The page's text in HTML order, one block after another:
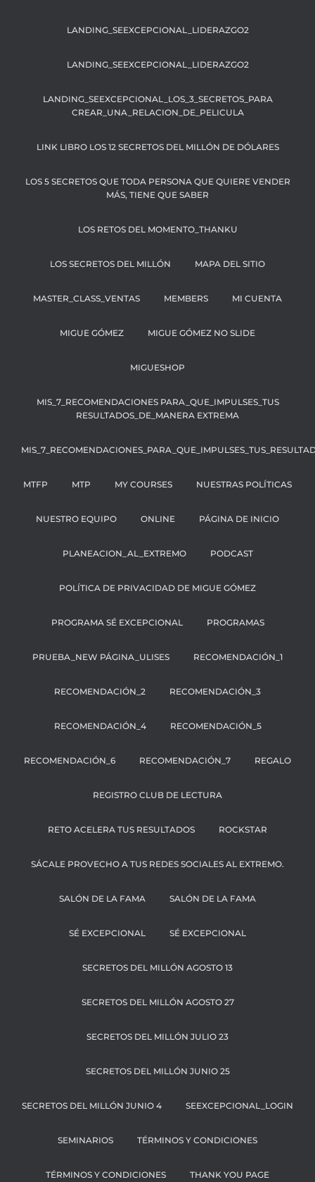
LANDING_SEEXCEPCIONAL_LIDERAZGO2
LANDING_SEEXCEPCIONAL_LIDERAZGO2
LANDING_SEEXCEPCIONAL_LOS_3_SECRETOS_PARA
CREAR_UNA_RELACION_DE_PELICULA
LINK LIBRO LOS 12 SECRETOS DEL MILLÓN DE DÓLARES
LOS 5 SECRETOS QUE TODA PERSONA QUE QUIERE VENDER
MÁS, TIENE QUE SABER
LOS RETOS DEL MOMENTO_THANKU
LOS SECRETOS DEL MILLÓN MAPA DEL SITIO
MASTER_CLASS_VENTAS MEMBERS MI CUENTA
MIGUE GÓMEZ MIGUE GÓMEZ NO SLIDE
MIGUESHOP
MIS_7_RECOMENDACIONES PARA_QUE_IMPULSES_TUS
RESULTADOS_DE_MANERA EXTREMA
MTFP MTP MY COURSES NUESTRAS POLÍTICAS
NUESTRO EQUIPO ONLINE PÁGINA DE INICIO
PLANEACION_AL_EXTREMO PODCAST
POLÍTICA DE PRIVACIDAD DE MIGUE GÓMEZ
PROGRAMA SÉ EXCEPCIONAL PROGRAMAS
PRUEBA_NEW PÁGINA_ULISES RECOMENDACIÓN_1
RECOMENDACIÓN_2 RECOMENDACIÓN_3
RECOMENDACIÓN_4 RECOMENDACIÓN_5
RECOMENDACIÓN_6 RECOMENDACIÓN_7 REGALO
REGISTRO CLUB DE LECTURA
RETO ACELERA TUS RESULTADOS ROCKSTAR
SÁCALE PROVECHO A TUS REDES SOCIALES AL EXTREMO.
SALÓN DE LA FAMA SALÓN DE LA FAMA
SÉ EXCEPCIONAL SÉ EXCEPCIONAL
SECRETOS DEL MILLÓN AGOSTO 13
SECRETOS DEL MILLÓN AGOSTO 27
SECRETOS DEL MILLÓN JULIO 23
SECRETOS DEL MILLÓN JUNIO 25
SECRETOS DEL MILLÓN JUNIO 4 SEEXCEPCIONAL_LOGIN
SEMINARIOS TÉRMINOS Y CONDICIONES
TÉRMINOS Y CONDICIONES THANK YOU PAGE